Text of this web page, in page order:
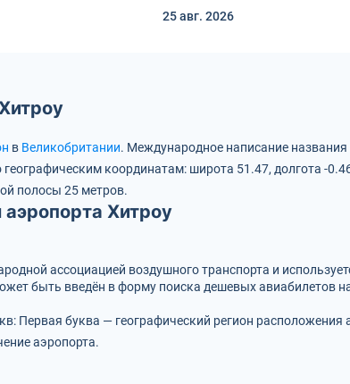
25 авг. 2026
в Великобритании. Международное написание
координатам: широта 51.47, долгота -
полосы 25 метров.
Хитроу
ассоциацией воздушного транспорта и
быть введён в форму поиска дешевых авиабилетов
Первая буква — географический регион расположения
аэропорта.